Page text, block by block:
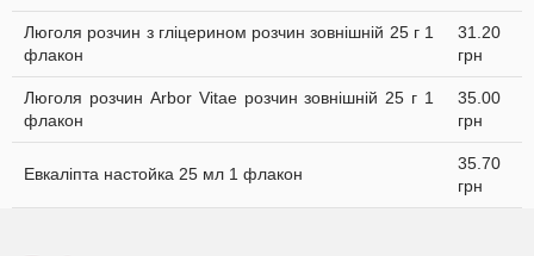
Люголя розчин з гліцерином розчин зовнішній 25 г 1
флакон
31.20
грн
Люголя розчин Arbor Vitae розчин зовнішній 25 г 1
флакон
35.00
грн
Евкаліпта настойка 25 мл 1 флакон
35.70
грн